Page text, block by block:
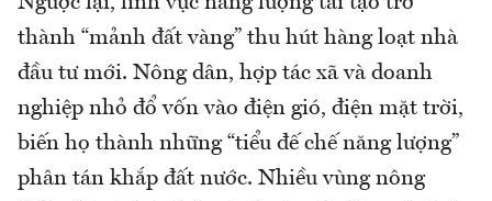
thành “mảnh đất vàng” thu hút hàng loạt nhà
đầu tư mới. Nông dân, hợp tác xã và doanh
nghiệp nhỏ đổ vốn vào điện gió, điện mặt trời,
biến họ thành những “tiểu đế chế năng lượng”
phân tán khắp đất nước. Nhiều vùng nông